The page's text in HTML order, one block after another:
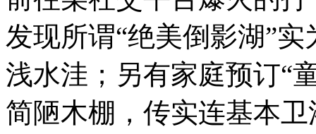
发现所谓“绝美倒影湖”
浅水洼；另有家庭预订“
简陋木棚，传实连基本